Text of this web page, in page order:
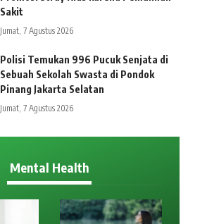
Sakit
Jumat, 7 Agustus 2026
Polisi Temukan 996 Pucuk Senjata di
Sebuah Sekolah Swasta di Pondok
Pinang Jakarta Selatan
Jumat, 7 Agustus 2026
Mental Health